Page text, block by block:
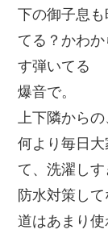
下の御子息
てる？かわ
す弾いてる
爆音で。
上下隣から
何より毎日
て、洗濯し
防水対策し
道はあまり